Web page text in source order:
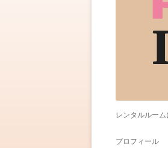
レンタルルー
プロフィール